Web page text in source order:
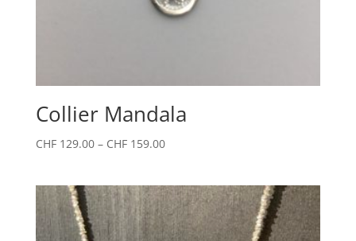
Collier Mandala
CHF129.00– CHF159.00